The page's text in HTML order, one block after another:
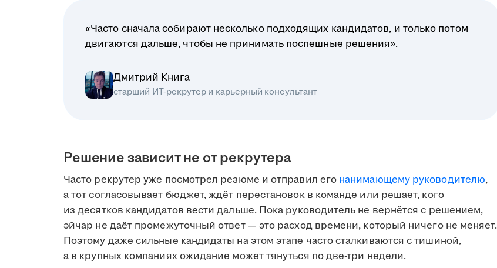
«Часто сначала собирают несколько подходящих кандидатов, и только потом
двигаются дальше, чтобы не принимать поспешные решения».
Дмитрий Книга
старший ИТ-рекрутер и карьерный консультант
Решение зависит не от рекрутера
Часто рекрутер уже посмотрел резюме и отправил его нанимающему руководителю,
а тот согласовывает бюджет, ждёт перестановок в команде или решает, кого
из десятков кандидатов вести дальше. Пока руководитель не вернётся с решением,
эйчар не даёт промежуточный ответ — это расход времени, который ничего не меняет.
Поэтому даже сильные кандидаты на этом этапе часто сталкиваются с тишиной,
а в крупных компаниях ожидание может тянуться по две-три недели.